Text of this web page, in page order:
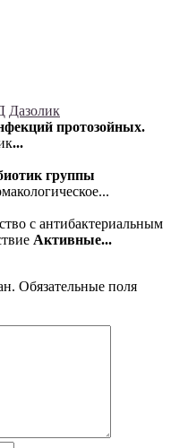
Дазолик
протозойных.
...
группы
с антибактериальным
Активные...
Обязательные поля